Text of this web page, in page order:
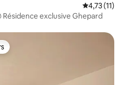
Évaluation
4,73 (11)
Résidence exclusive Ghepard